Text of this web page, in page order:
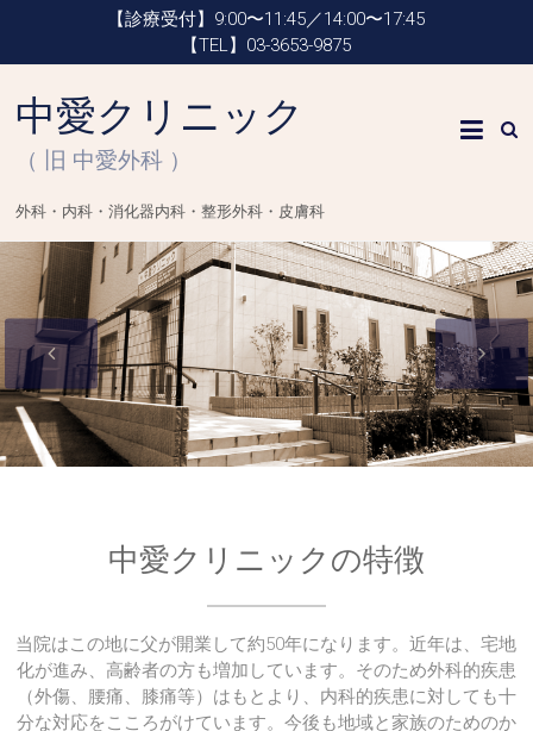
【診療受付】9:00〜11:45／14:00〜17:45
【TEL】03-3653-9875
中愛クリニック
（ 旧 中愛外科 ）
外科・内科・消化器内科・整形外科・皮膚科
中愛クリニックの特徴
当院はこの地に父が開業して約50年になります。近年は、宅地
化が進み、高齢者の方も増加しています。そのため外科的疾患
（外傷、腰痛、膝痛等）はもとより、内科的疾患に対しても十
分な対応をこころがけています。今後も地域と家族のためのか